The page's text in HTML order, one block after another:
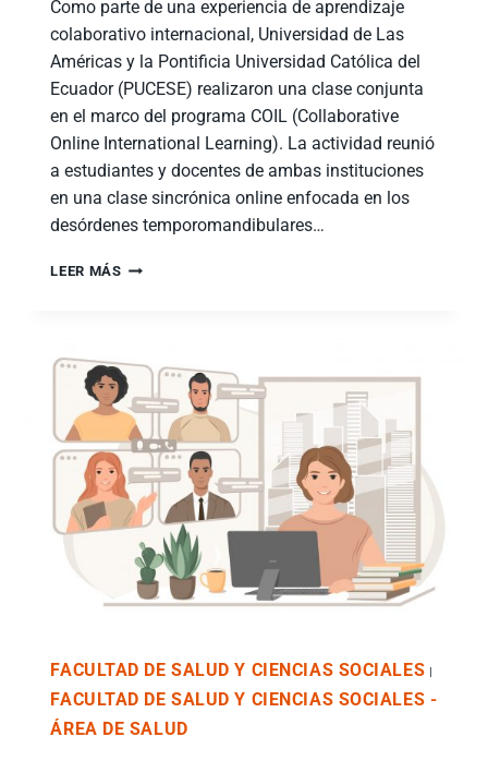
Como parte de una experiencia de aprendizaje
colaborativo internacional, Universidad de Las
Américas y la Pontificia Universidad Católica del
Ecuador (PUCESE) realizaron una clase conjunta
en el marco del programa COIL (Collaborative
Online International Learning). La actividad reunió
a estudiantes y docentes de ambas instituciones
en una clase sincrónica online enfocada en los
desórdenes temporomandibulares…
LEER MÁS
FACULTAD DE SALUD Y CIENCIAS SOCIALES |
FACULTAD DE SALUD Y CIENCIAS SOCIALES -
ÁREA DE SALUD